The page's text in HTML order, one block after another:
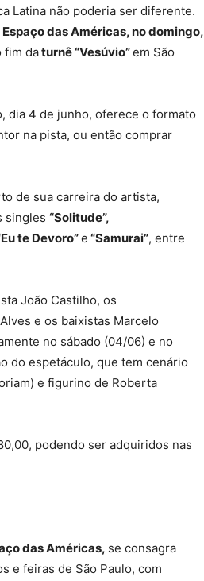
Latina não poderia ser diferente.
das Américas, no domingo,
fim daturnê “Vesúvio”em São
dia 4 de junho, oferece o formato
na pista, ou então comprar
de sua carreira do artista,
singles “Solitude”,
te Devoro”e “Samurai”, entre
João Castilho, os
e os baixistas Marcelo
no sábado (04/06) e no
do espetáculo, que tem cenário
e figurino de Roberta
podendo ser adquiridos nas
das Américas, se consagra
e feiras de São Paulo, com